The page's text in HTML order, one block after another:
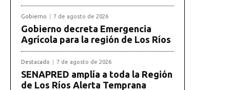
Gobierno 7 de agosto de 2026
Gobierno decreta Emergencia
Agrícola para la región de Los Ríos
Destacado 7 de agosto de 2026
SENAPRED amplía a toda la Región
de Los Ríos Alerta Temprana